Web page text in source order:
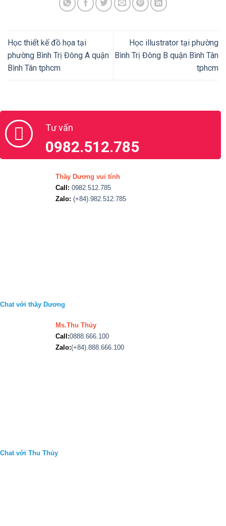
Học thiết kế đồ họa tại
phường Bình Trị Đông A quận
Bình Tân tphcm
Học illustrator tại phường
Bình Trị Đông B quận Bình Tân
tphcm
Tư vấn
0982.512.785
Thầy Dương vui tính
Call: 0982.512.785
Zalo: (+84).982.512.785
Chat với thầy Dương
Ms.Thu Thủy
Call:0888.666.100
Zalo:(+84).888.666.100
Chat với Thu Thủy